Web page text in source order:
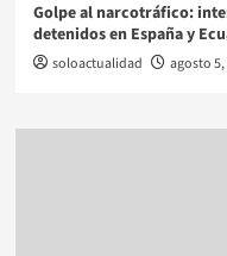
Golpe al narcotráfico:
detenidos en España y
soloactualidad agosto 5,